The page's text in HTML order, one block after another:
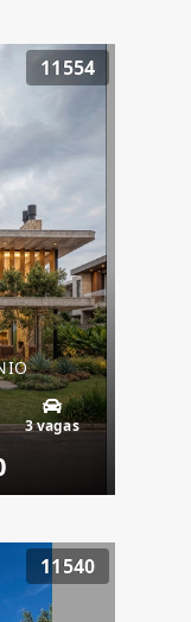
11554
3 vagas
11540